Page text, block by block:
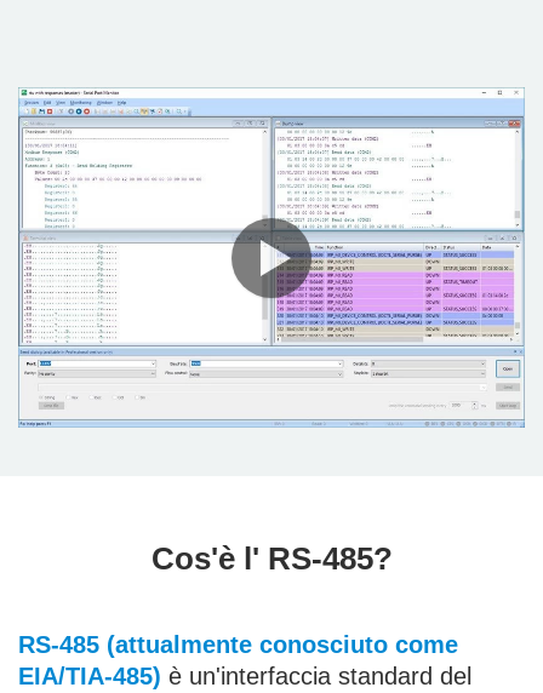
Cos'è l' RS-485?
RS-485 (attualmente conosciuto come
EIA/TIA-485) è un'interfaccia standard del